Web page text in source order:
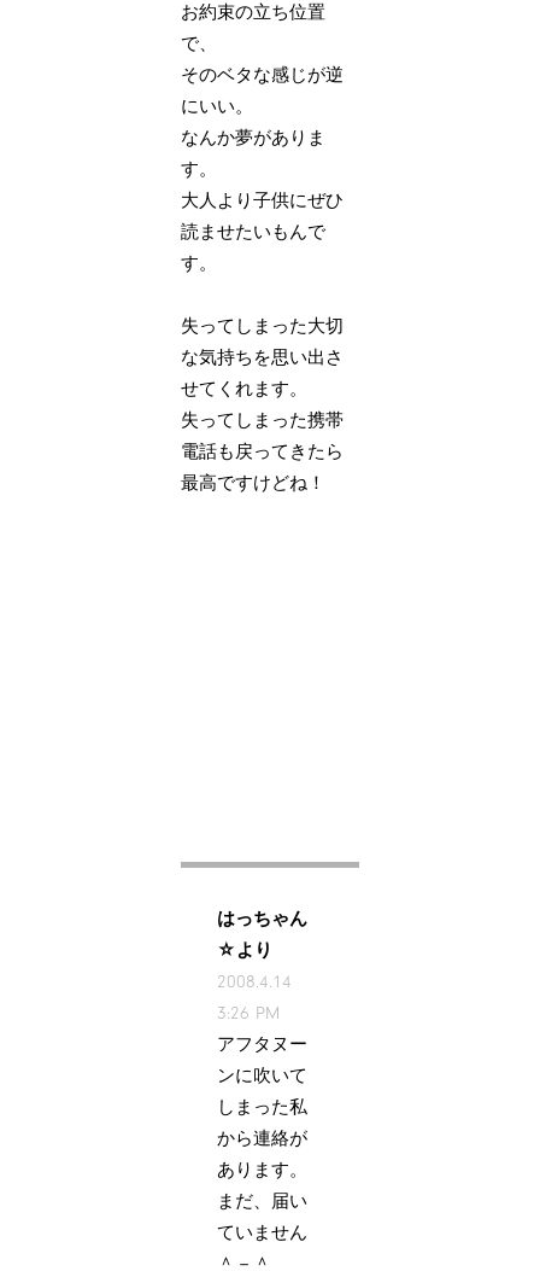
お約束の立ち位置
で、
そのベタな感じが逆
にいい。
なんか夢がありま
す。
大人より子供にぜひ
読ませたいもんで
す。
失ってしまった大切
な気持ちを思い出さ
せてくれます。
失ってしまった携帯
電話も戻ってきたら
最高ですけどね！
はっちゃん
☆より
2008.4.14
3:26 PM
アフタヌー
ンに吹いて
しまった私
から連絡が
あります。
まだ、届い
ていません
＾－＾